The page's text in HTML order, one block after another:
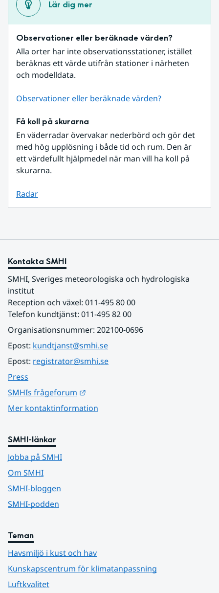
Lär dig mer
Observationer eller beräknade värden?
Alla orter har inte observationsstationer, istället
beräknas ett värde utifrån stationer i närheten
och modelldata.
Observationer eller beräknade värden?
Få koll på skurarna
En väderradar övervakar nederbörd och gör det
med hög upplösning i både tid och rum. Den är
ett värdefullt hjälpmedel när man vill ha koll på
skurarna.
Radar
Kontakta SMHI
SMHI, Sveriges meteorologiska och hydrologiska
institut
Reception och växel: 011-495 80 00
Telefon kundtjänst: 011-495 82 00
Organisationsnummer: 202100-0696
Epost: kundtjanst@smhi.se
Epost: registrator@smhi.se
Press
SMHIs frågeforum
Mer kontaktinformation
SMHI-länkar
Jobba på SMHI
Om SMHI
SMHI-bloggen
SMHI-podden
Teman
Havsmiljö i kust och hav
Kunskapscentrum för klimatanpassning
Luftkvalitet